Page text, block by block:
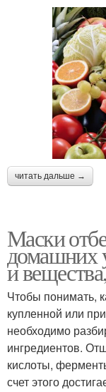
читать дальше →
Маски
домашних
и
Чтобы понимать,
купленной или
необходимо
ингредиентов.
кислоты,
счет этого